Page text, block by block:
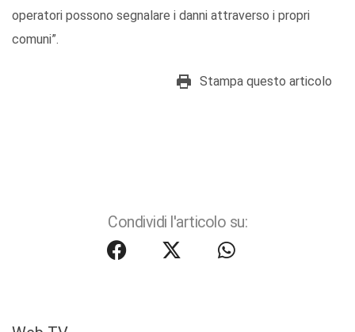
operatori possono segnalare i danni attraverso i propri
comuni”.
Stampa questo articolo
Condividi l'articolo su: